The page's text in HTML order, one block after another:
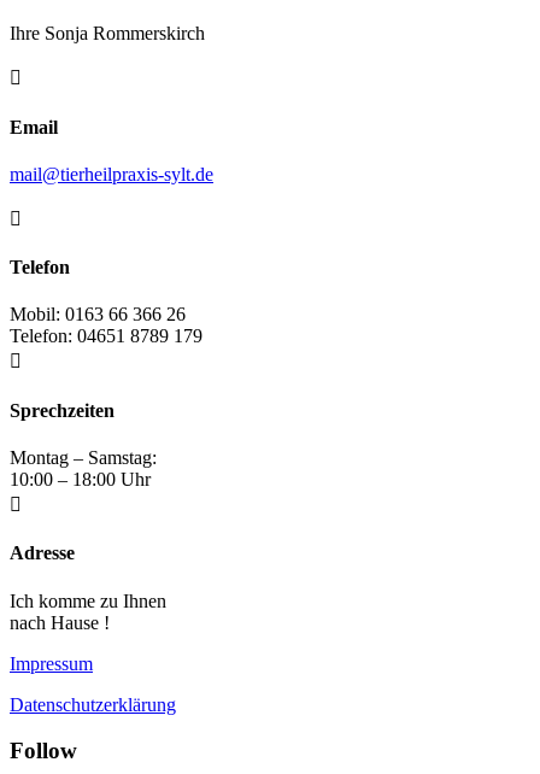
Ihre Sonja Rommerskirch

Email
mail@tierheilpraxis-sylt.de

Telefon
Mobil: 0163 66 366 26
Telefon: 04651 8789 179

Sprechzeiten
Montag – Samstag:
10:00 – 18:00 Uhr

Adresse
Ich komme zu Ihnen
nach Hause !
Impressum
Datenschutzerklärung
Follow